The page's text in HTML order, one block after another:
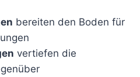
bereiten den Boden für
vertiefen die